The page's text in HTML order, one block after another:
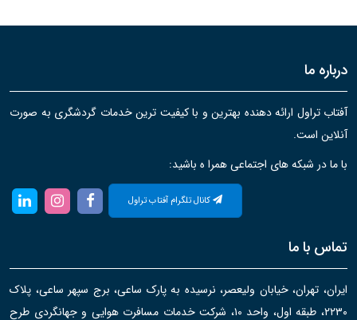
درباره ما
آفتاب تراول ارائه دهنده بهترین و با کیفیت ترین خدمات گردشگری به صورت
آنلاین است.
با ما در شبکه های اجتماعی همرا ه باشید:
کانال تلگرام آفتاب تراول
تماس با ما
ایران، تهران، خیابان ولیعصر، نرسیده به پارک ساعی، برج سپهر ساعی، پلاک
۲۲۳۰، طبقه اول، واحد ۱۰، شرکت خدمات مسافرت هوایی و جهانگردی طرح